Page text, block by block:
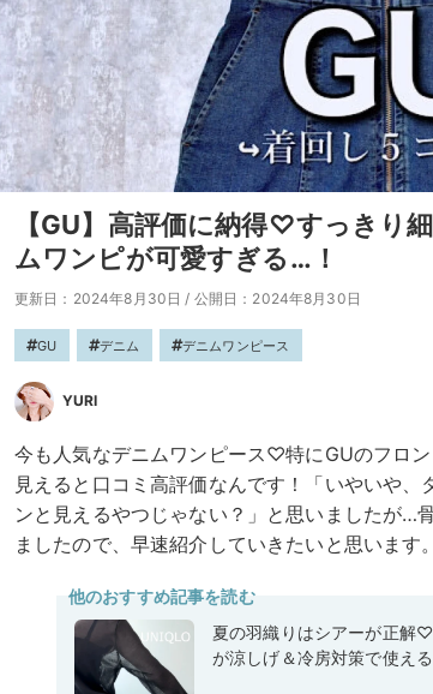
【GU】高評価に納得♡すっきり
ムワンピが可愛すぎる…！
更新日：2024年8月30日 / 公開日：2024年8月30日
GU デニム デニムワンピース
YURI
今も人気なデニムワンピース♡特にGUのフロ
見えると口コミ高評価なんです！「いやいや
ンと見えるやつじゃない？」と思いましたが…
ましたので、早速紹介していきたいと思います
他のおすすめ記事を読む
夏の羽織りはシアーが正解
が涼しげ＆冷房対策で使え